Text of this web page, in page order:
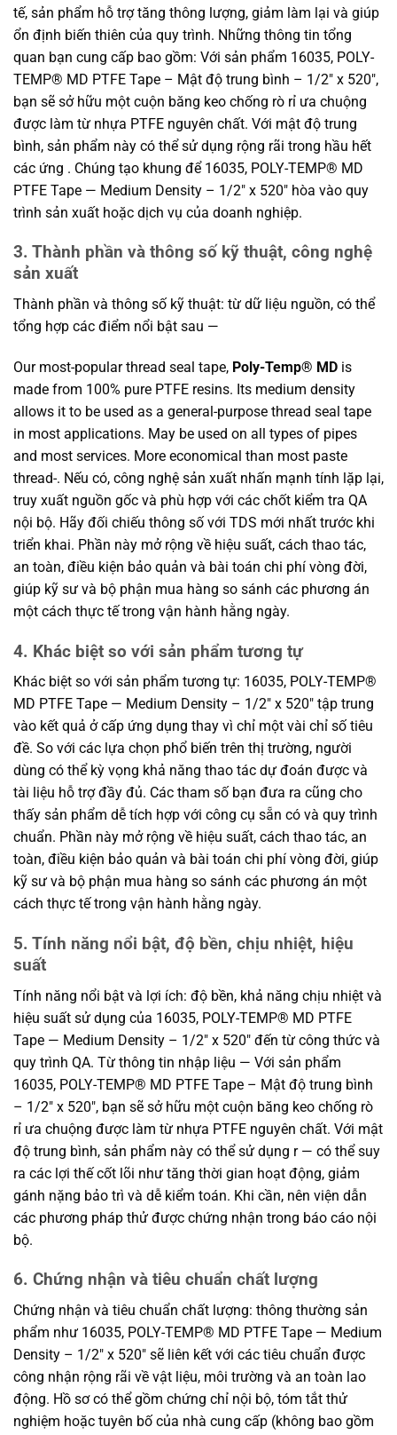
tế, sản phẩm hỗ trợ tăng thông lượng, giảm làm lại và giúp
ổn định biến thiên của quy trình. Những thông tin tổng
quan bạn cung cấp bao gồm: Với sản phẩm 16035, POLY-
TEMP® MD PTFE Tape – Mật độ trung bình – 1/2″ x 520″,
bạn sẽ sở hữu một cuộn băng keo chống rò rỉ ưa chuộng
được làm từ nhựa PTFE nguyên chất. Với mật độ trung
bình, sản phẩm này có thể sử dụng rộng rãi trong hầu hết
các ứng . Chúng tạo khung để 16035, POLY-TEMP® MD
PTFE Tape — Medium Density – 1/2″ x 520″ hòa vào quy
trình sản xuất hoặc dịch vụ của doanh nghiệp.
3. Thành phần và thông số kỹ thuật, công nghệ
sản xuất
Thành phần và thông số kỹ thuật: từ dữ liệu nguồn, có thể
tổng hợp các điểm nổi bật sau —
Our most-popular thread seal tape, Poly-Temp® MD is
made from 100% pure PTFE resins. Its medium density
allows it to be used as a general-purpose thread seal tape
in most applications. May be used on all types of pipes
and most services. More economical than most paste
thread-. Nếu có, công nghệ sản xuất nhấn mạnh tính lặp lại,
truy xuất nguồn gốc và phù hợp với các chốt kiểm tra QA
nội bộ. Hãy đối chiếu thông số với TDS mới nhất trước khi
triển khai. Phần này mở rộng về hiệu suất, cách thao tác,
an toàn, điều kiện bảo quản và bài toán chi phí vòng đời,
giúp kỹ sư và bộ phận mua hàng so sánh các phương án
một cách thực tế trong vận hành hằng ngày.
4. Khác biệt so với sản phẩm tương tự
Khác biệt so với sản phẩm tương tự: 16035, POLY-TEMP®
MD PTFE Tape — Medium Density – 1/2″ x 520″ tập trung
vào kết quả ở cấp ứng dụng thay vì chỉ một vài chỉ số tiêu
đề. So với các lựa chọn phổ biến trên thị trường, người
dùng có thể kỳ vọng khả năng thao tác dự đoán được và
tài liệu hỗ trợ đầy đủ. Các tham số bạn đưa ra cũng cho
thấy sản phẩm dễ tích hợp với công cụ sẵn có và quy trình
chuẩn. Phần này mở rộng về hiệu suất, cách thao tác, an
toàn, điều kiện bảo quản và bài toán chi phí vòng đời, giúp
kỹ sư và bộ phận mua hàng so sánh các phương án một
cách thực tế trong vận hành hằng ngày.
5. Tính năng nổi bật, độ bền, chịu nhiệt, hiệu
suất
Tính năng nổi bật và lợi ích: độ bền, khả năng chịu nhiệt và
hiệu suất sử dụng của 16035, POLY-TEMP® MD PTFE
Tape — Medium Density – 1/2″ x 520″ đến từ công thức và
quy trình QA. Từ thông tin nhập liệu — Với sản phẩm
16035, POLY-TEMP® MD PTFE Tape – Mật độ trung bình
– 1/2″ x 520″, bạn sẽ sở hữu một cuộn băng keo chống rò
rỉ ưa chuộng được làm từ nhựa PTFE nguyên chất. Với mật
độ trung bình, sản phẩm này có thể sử dụng r — có thể suy
ra các lợi thế cốt lõi như tăng thời gian hoạt động, giảm
gánh nặng bảo trì và dễ kiểm toán. Khi cần, nên viện dẫn
các phương pháp thử được chứng nhận trong báo cáo nội
bộ.
6. Chứng nhận và tiêu chuẩn chất lượng
Chứng nhận và tiêu chuẩn chất lượng: thông thường sản
phẩm như 16035, POLY-TEMP® MD PTFE Tape — Medium
Density – 1/2″ x 520″ sẽ liên kết với các tiêu chuẩn được
công nhận rộng rãi về vật liệu, môi trường và an toàn lao
động. Hồ sơ có thể gồm chứng chỉ nội bộ, tóm tắt thử
nghiệm hoặc tuyên bố của nhà cung cấp (không bao gồm